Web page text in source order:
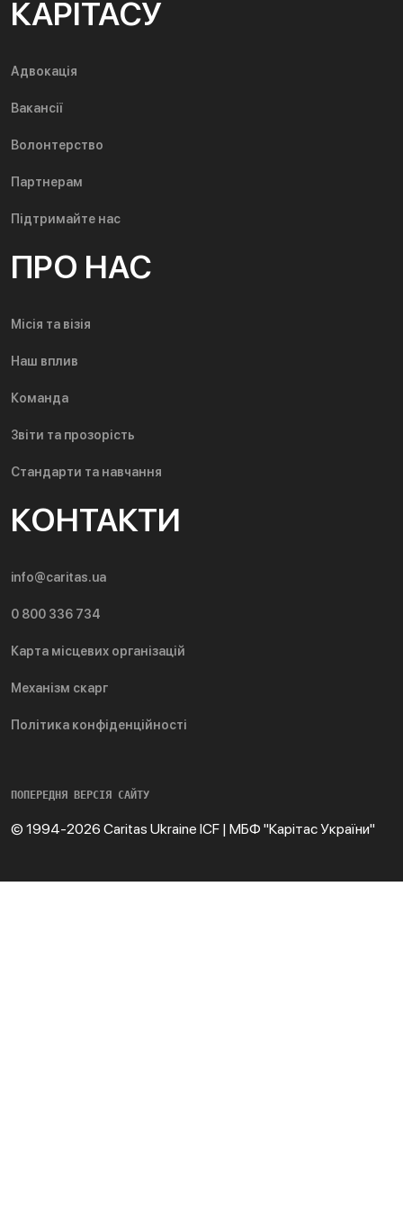
КАРІТАСУ
Адвокація
Вакансії
Волонтерство
Партнерам
Підтримайте нас
ПРО НАС
Місія та візія
Наш вплив
Команда
Звіти та прозорість
Стандарти та навчання
КОНТАКТИ
info@caritas.ua
0 800 336 734
Карта місцевих організацій
Механізм скарг
Політика конфіденційності
ПОПЕРЕДНЯ ВЕРСІЯ САЙТУ
© 1994-2026 Caritas Ukraine ICF | МБФ "Карітас України"